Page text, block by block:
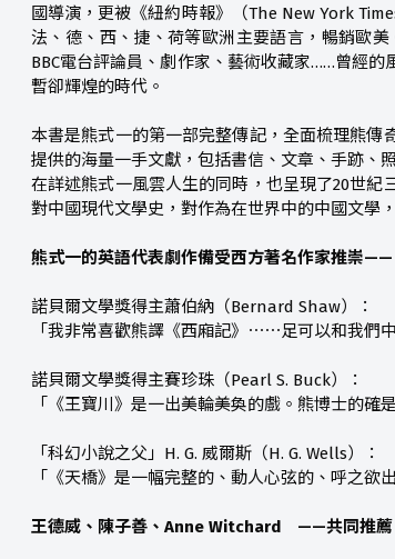
國導演，更被《紐約時報》（The New York
法、德、西、捷、荷等歐洲主要語言，暢銷歐
BBC電台評論員、劇作家、藝術收藏家……曾經
暫卻輝煌的時代。
本書是熊式一的第一部完整傳記，全面梳理熊
提供的海量一手文獻，包括書信、文章、手跡、
在詳述熊式一風雲人生的同時，也呈現了20世
對中國現代文學史，對作為在世界中的中國文學
熊式一的英語代表劇作備受西方著名作家推崇——
諾貝爾文學獎得主蕭伯納（Bernard Shaw）：
「我非常喜歡熊譯《西廂記》⋯⋯足可以和我們
諾貝爾文學獎得主賽珍珠（Pearl S. Buck）：
「《王寶川》是一出美輪美奐的戲。熊博士的確
「科幻小說之父」H. G. 威爾斯（H. G. Wells）：
「《天橋》是一幅完整的、動人心弦的、呼之欲
王德威、陳子善、Anne Witchard ——共同推薦